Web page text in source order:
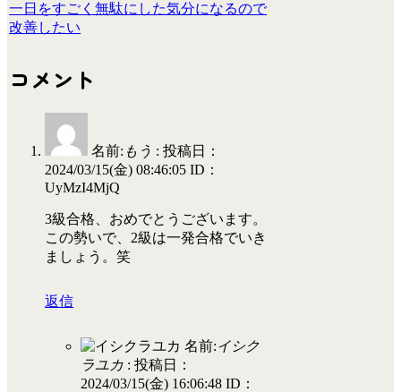
一日をすごく無駄にした気分になるので
改善したい
コメント
名前: もう : 投稿日：
2024/03/15(金) 08:46:05 ID：
UyMzI4MjQ
3級合格、おめでとうございます。
この勢いで、2級は一発合格でいき
ましょう。笑
返信
名前:イシク
ラユカ : 投稿日：
2024/03/15(金) 16:06:48 ID：